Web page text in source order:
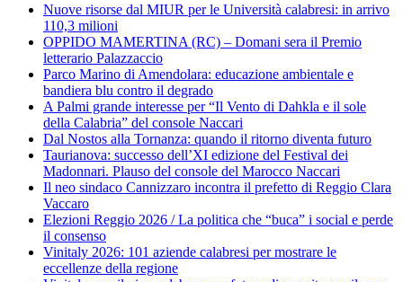
Nuove risorse dal MIUR per le Università calabresi: in arrivo
110,3 milioni
OPPIDO MAMERTINA (RC) – Domani sera il Premio
letterario Palazzaccio
Parco Marino di Amendolara: educazione ambientale e
bandiera blu contro il degrado
A Palmi grande interesse per “Il Vento di Dahkla e il sole
della Calabria” del console Naccari
Dal Nostos alla Tornanza: quando il ritorno diventa futuro
Taurianova: successo dell’XI edizione del Festival dei
Madonnari. Plauso del console del Marocco Naccari
Il neo sindaco Cannizzaro incontra il prefetto di Reggio Clara
Vaccaro
Elezioni Reggio 2026 / La politica che “buca” i social e perde
il consenso
Vinitaly 2026: 101 aziende calabresi per mostrare le
eccellenze della regione